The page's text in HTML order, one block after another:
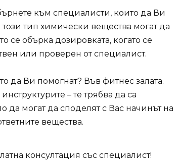
към специалисти, които да Ви
тип химически вещества могат да
се обърка дозировката, когато се
или проверен от специалист.
да Ви помогнат? Във фитнес залата.
– те трябва да са
да могат да споделят с Вас начинът на
вещества.
консултация със специалист!